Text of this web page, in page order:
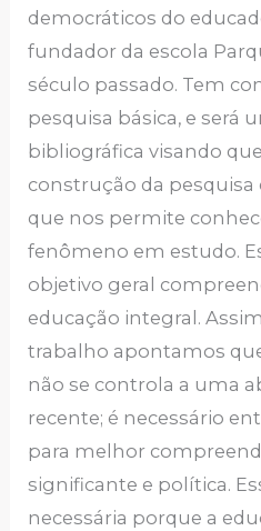
democráticos do
fundador da escola
século passado. Tem
pesquisa básica, e será
bibliográfica visando
construção da pesquisa
que nos permite
fenômeno em estudo.
objetivo geral
educação integral.
trabalho apontamos
não se controla a uma
recente; é necessário
para melhor
significante e política.
necessária porque a